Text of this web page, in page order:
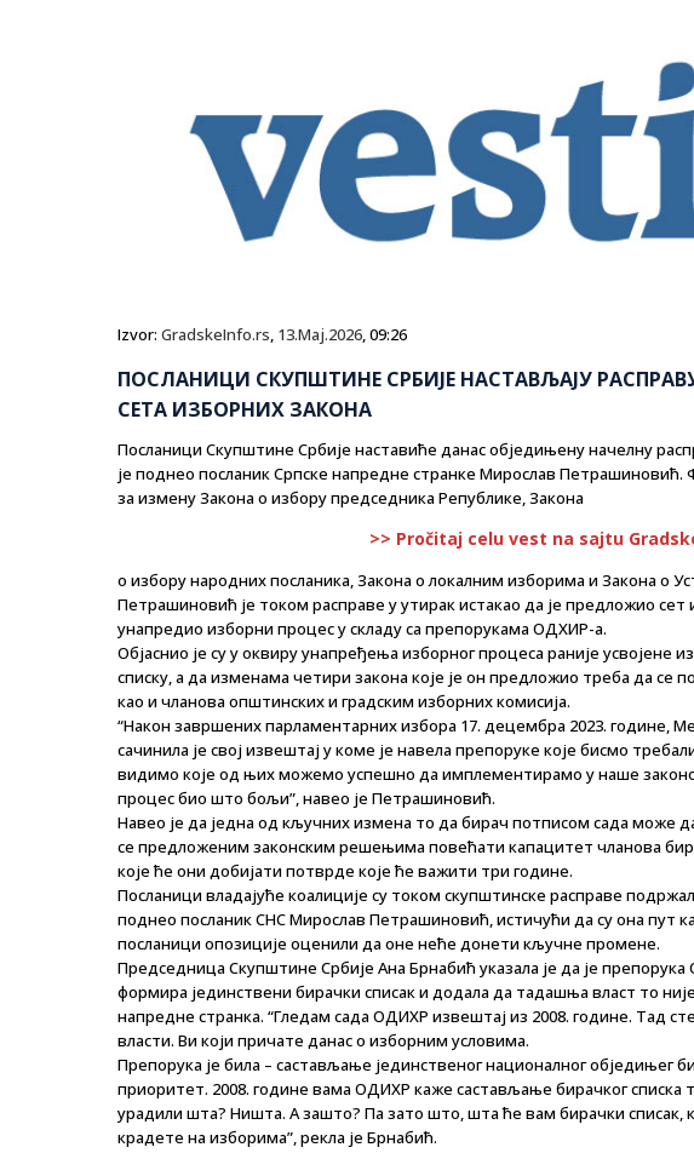
Izvor: GradskeInfo.rs, 13.Maj.2026, 09:26
ПОСЛАНИЦИ СКУПШТИНЕ СРБИЈЕ НАСТАВЉАЈУ
СЕТА ИЗБОРНИХ ЗАКОНА
Посланици Скупштине Србије наставиће данас обједињену начелну
је поднео посланик Српске напредне странке Мирослав Петрашиновић.
за измену Закона о избору председника Републике, Закона
>> Pročitaj celu vest na sajtu
о избору народних посланика, Закона о локалним изборима и Закона о
Петрашиновић је током расправе у утирак истакао да је предложио сет
унапредио изборни процес у складу са препорукама ОДХИР-а.
Објаснио је су у оквиру унапређења изборног процеса раније усвојене
списку, а да изменама четири закона које је он предложио треба да се
као и чланова општинских и градским изборних комисија.
“Након завршених парламентарних избора 17. децембра 2023. године,
сачинила је свој извештај у коме је навела препоруке које бисмо
видимо које од њих можемо успешно да имплементирамо у наше
процес био што бољи”, навео је Петрашиновић.
Навео је да једна од кључних измена то да бирач потписом сада може
се предложеним законским решењима повећати капацитет чланова
које ће они добијати потврде које ће важити три године.
Посланици владајуће коалиције су током скупштинске расправе
поднео посланик СНС Мирослав Петрашиновић, истичући да су она пут
посланици опозиције оценили да оне неће донети кључне промене.
Председница Скупштине Србије Ана Брнабић указала је да је
формира јединствени бирачки списак и додала да тадашња власт то
напредне странка. “Гледам сада ОДИХР извештај из 2008. године. Тад
власти. Ви који причате данас о изборним условима.
Препорука је била – састављање јединственог националног обједињег
приоритет. 2008. године вама ОДИХР каже састављање бирачког списка
урадили шта? Ништа. А зашто? Па зато што, шта ће вам бирачки списак,
крадете на изборима”, рекла је Брнабић.